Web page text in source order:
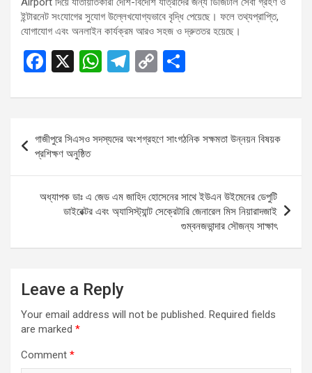
ইন্টারনেট সংযোগের সুযোগ উল্লেখযোগ্যভাবে বৃদ্ধি পেয়েছে। ফলে তথ্যপ্রাপ্তি,
যোগাযোগ এবং অনলাইন কার্যক্রম আরও সহজ ও দ্রুততর হয়েছে।
F
ce
b
o
o
k
X
W
at
A
p
p
T
e
a
m
C
py
n
k
ar
e
navigation
গাজীপুরে সিএসও সদস্যদের অংশগ্রহণে সাংগঠনিক সক্ষমতা উন্নয়ন বিষয়ক
প্রশিক্ষণ অনুষ্ঠিত
অধ্যাপক ডাঃ এ জেড এম জাহিদ হোসেনের সাথে ইউএন উইমেনের ডেপুটি
ডাইরেক্টর এবং অ্যাসিস্ট্যান্ট সেক্রেটারি জেনারেল মিস নিয়ারাদজাই
গুম্বনজভান্দার সৌজন্য সাক্ষাৎ
Leave a Reply
Your email address will not be published. Required fields
are marked *
Comment *